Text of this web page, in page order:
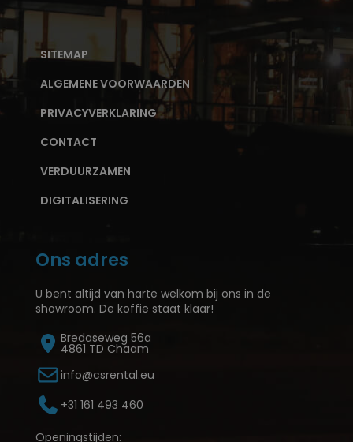
SITEMAP
ALGEMENE VOORWAARDEN
PRIVACYVERKLARING
CONTACT
VERDUURZAMEN
DIGITALISERING
Ons adres
U bent altijd van harte welkom bij ons in de
showroom. De koffie staat klaar!
Bredaseweg 56a
4861 TD Chaam
info@csrental.eu
+31 161 493 460
Openingstijden: